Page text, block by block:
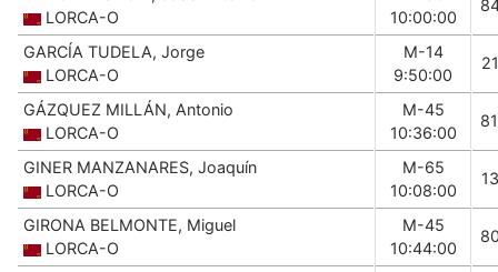
LORCA-O
10:00:00
GARCÍA TUDELA, Jorge
LORCA-O
M-14
9:50:00
GÁZQUEZ MILLÁN, Antonio
LORCA-O
M-45
10:36:00
GINER MANZANARES, Joaquín
LORCA-O
M-65
10:08:00
GIRONA BELMONTE, Miguel
LORCA-O
M-45
10:44:00